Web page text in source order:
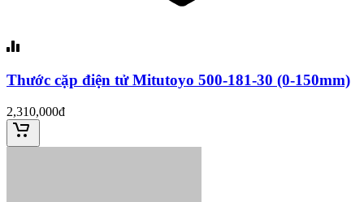
Thước cặp điện tử Mitutoyo 500-181-30 (0-150mm)
2,310,000đ